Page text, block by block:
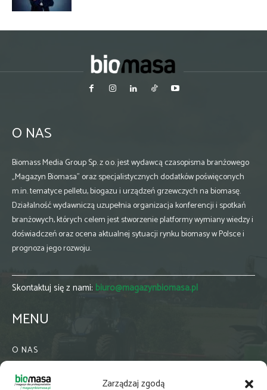
Zarządzaj zgodą
O NAS
Biomass Media Group Sp. z o.o. jest wydawcą czasopisma branżowego
„Magazyn Biomasa” oraz specjalistycznych dodatków poświęconych
m.in. tematyce pelletu, biogazu i urządzeń grzewczych na biomasę.
Działalność wydawniczą uzupełnia organizacja konferencji i spotkań
branżowych, których celem jest stworzenie platformy wymiany wiedzy i
doświadczeń oraz ocena aktualnej sytuacji rynku biomasy w Polsce i
prognoza jego rozwoju.
Skontaktuj się z nami: biuro@magazynbiomasa.pl
MENU
O NAS
WSPÓŁPRACA